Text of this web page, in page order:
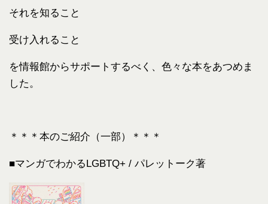
それを知ること
受け入れること
を情報館からサポートするべく、色々な本をあつめま
した。
＊＊＊本のご紹介（一部）＊＊＊
■マンガでわかるLGBTQ+ / パレットーク著